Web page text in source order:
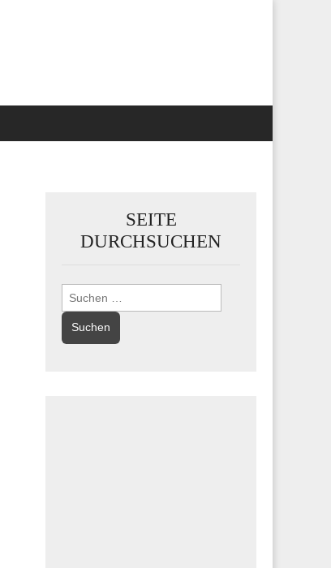
SEITE
DURCHSUCHEN
Suchen
nach: